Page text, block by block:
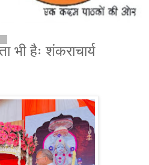
भी हैः शंकराचार्य